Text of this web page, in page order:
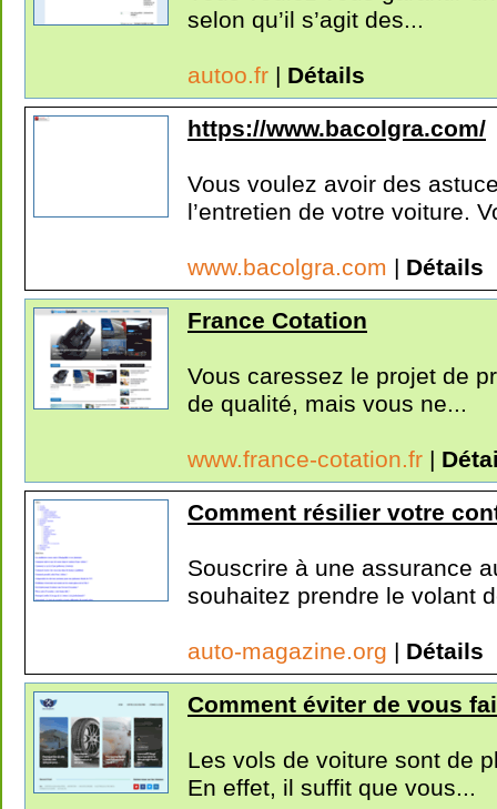
selon qu’il s’agit des...
autoo.fr | Détails
https://www.bacolgra.com/
Vous voulez avoir des
l’entretien de votre voiture.
www.bacolgra.com | Détails
France Cotation
Vous caressez le projet de
de qualité, mais vous ne...
www.france-cotation.fr |
Comment résilier votre
Souscrire à une assurance
souhaitez prendre le volant
auto-magazine.org | Détails
Comment éviter de vous
Les vols de voiture sont de
En effet, il suffit que vous...